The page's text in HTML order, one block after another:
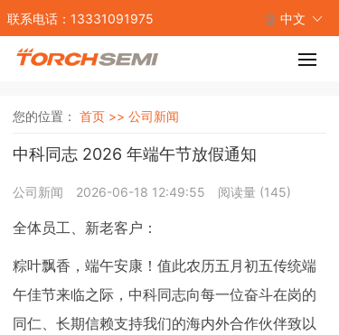
联系电话：13331091975 中文
您的位置： 首页 >> 公司新闻
中科同志 2026 年端午节放假通知
公司新闻 2026-06-18 12:49:55 阅读量 (145)
全体员工、新老客户：
粽叶飘香，端午安康！值此农历五月初五传统端
午佳节来临之际，中科同志向每一位奋斗在岗的
同仁、长期信赖支持我们的海内外合作伙伴致以